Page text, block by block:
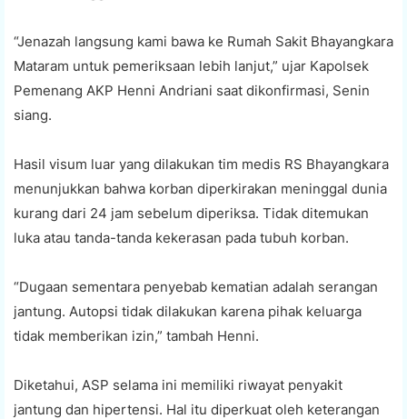
“Jenazah langsung kami bawa ke Rumah Sakit Bhayangkara
Mataram untuk pemeriksaan lebih lanjut,” ujar Kapolsek
Pemenang AKP Henni Andriani saat dikonfirmasi, Senin
siang.
Hasil visum luar yang dilakukan tim medis RS Bhayangkara
menunjukkan bahwa korban diperkirakan meninggal dunia
kurang dari 24 jam sebelum diperiksa. Tidak ditemukan
luka atau tanda-tanda kekerasan pada tubuh korban.
“Dugaan sementara penyebab kematian adalah serangan
jantung. Autopsi tidak dilakukan karena pihak keluarga
tidak memberikan izin,” tambah Henni.
Diketahui, ASP selama ini memiliki riwayat penyakit
jantung dan hipertensi. Hal itu diperkuat oleh keterangan